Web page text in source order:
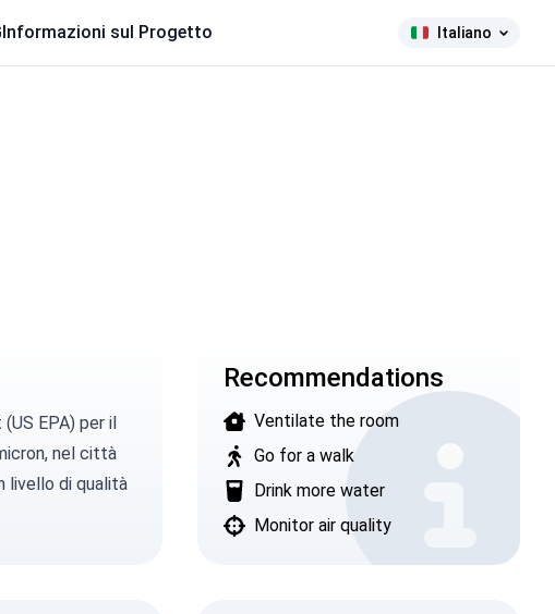
Informazioni sul Progetto Italiano
EPA)per il
nel città
livello di qualità
Recommendations
Ventilate the room
Go for a walk
Drink more water
Monitor air quality